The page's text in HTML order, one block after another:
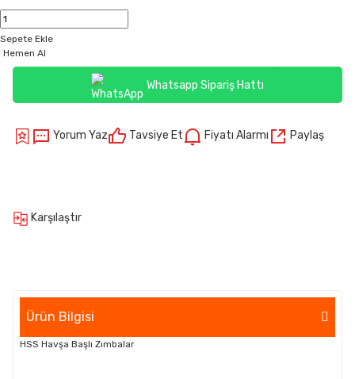
Sepete Ekle
Hemen Al
Whatsapp Sipariş Hattı
Yorum Yaz Tavsiye Et Fiyatı Alarmı Paylaş
Karşılaştır
Ürün Bilgisi
HSS Havşa Başlı Zımbalar